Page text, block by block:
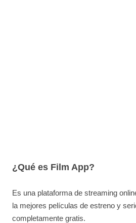
¿Qué es Film App?
Es una plataforma de streaming
la mejores películas de estreno y
completamente gratis.